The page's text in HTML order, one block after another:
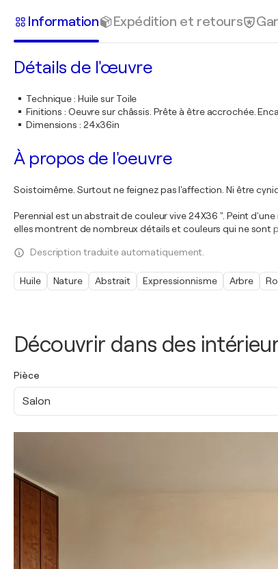
Découvrir dans des
Pièce
Salon
Information Expédition et retours
Détails de l'œuvre
Technique: Huile sur Toile
Finitions : Oeuvre sur châssis. Prête à être accrochée.
Dimensions : 24x36in
À propos de l'oeuvre
Soistoimême. Surtout ne feignez pas l'affection. Ni être
Perennial est un abstrait de couleur vive 24X36 ". Peint
elles montrent de nombreux détails et couleurs qui ne sont
Description traduite automatiquement.
Huile Nature Abstrait Expressionnisme Arbre